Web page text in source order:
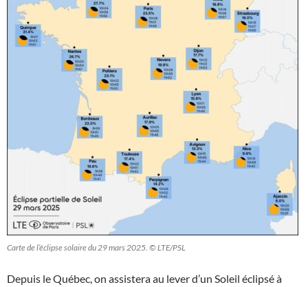
Carte de l’éclipse solaire du 29 mars 2025. © LTE/PSL
Depuis le Québec, on assistera au lever d’un Soleil éclipsé à